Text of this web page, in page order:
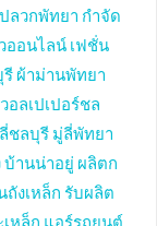
ลวกพัทยา กำจัด
ออนไลน์ เฟชั่น
ผ้าม่านพัทยา
วอลเปเปอร์ชล
ชลบุรี มู่ลี่พัทยา
บ้านน่าอยู่ ผลิตก
ถังเหล็ก รับผลิต